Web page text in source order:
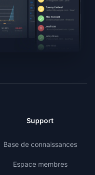
Support
Base de connaissances
Espace membres